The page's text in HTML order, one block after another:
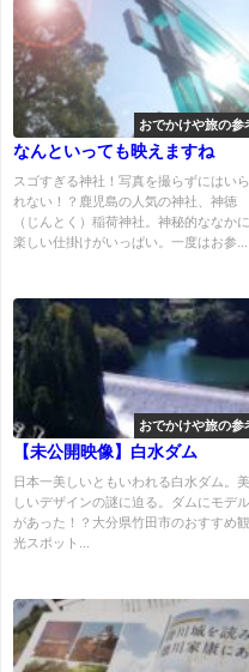
おでかけや旅の参
なんといっても映えますね
スゴすぎる神社！写真を撮らずにはいら
れない！？鹿児島の人気の神社、神徳
（じんとく）稲荷神社。神秘的ななかに
楽しい仕掛けがいっぱい。一度はお参...
おでかけや旅の参
【未公開映像】白水ダム
日本一美しいともいわれる白水ダム。美
しいデザインの謎に迫る。ダムにモデル
があった！？大分県竹田市のおすすめ観
光スポット...